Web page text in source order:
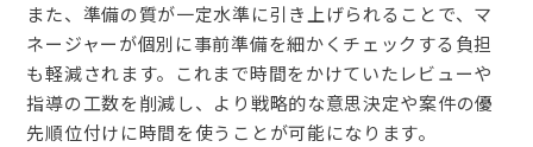
また、準備の質が一定水準に引き上げられることで、マ
ネージャーが個別に事前準備を細かくチェックする負担
も軽減されます。これまで時間をかけていたレビューや
指導の工数を削減し、より戦略的な意思決定や案件の優
先順位付けに時間を使うことが可能になります。